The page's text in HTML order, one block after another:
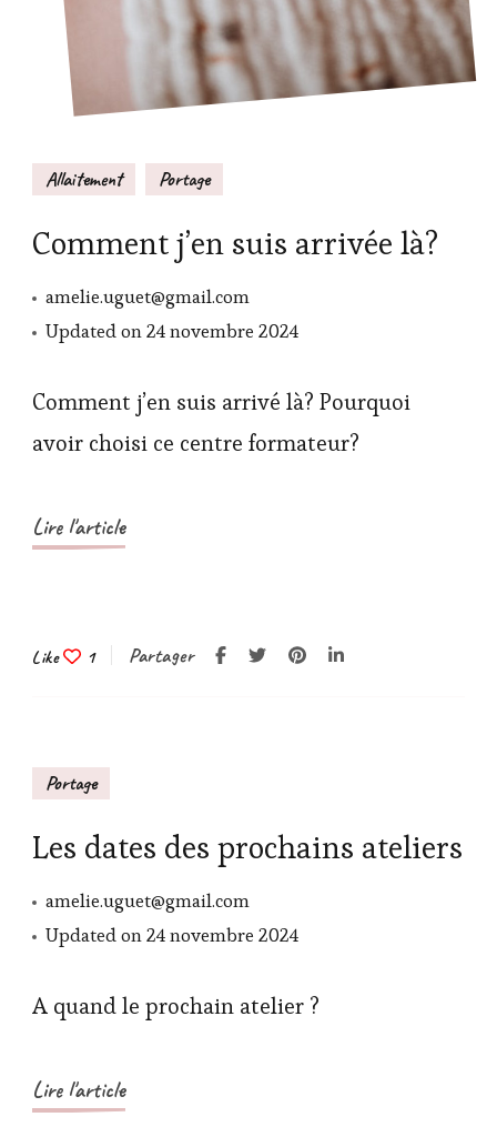
Allaitement Portage
Comment j’en suis arrivée là?
amelie.uguet@gmail.com
Updated on24 novembre 2024
Comment j’en suis arrivé là? Pourquoi
avoir choisi ce centre formateur?
Lire l'article
Like 1 Partager
Portage
Les dates des prochains ateliers
amelie.uguet@gmail.com
Updated on24 novembre 2024
A quand le prochain atelier ?
Lire l'article